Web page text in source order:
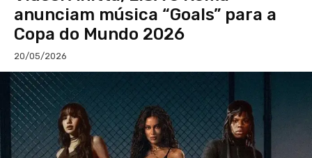
anunciam música “Goals” para a
Copa do Mundo 2026
20/05/2026